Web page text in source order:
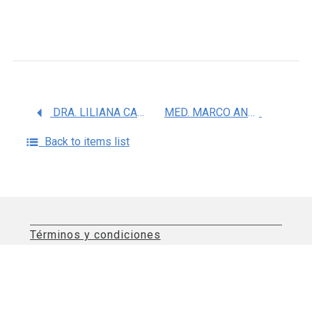
DRA. LILIANA CARMONA APARICIO MED. MARCO ANTONIO YAMAZAKI NAKASHIMADA
Back to items list
Términos y condiciones